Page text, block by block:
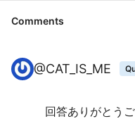
Comments
@CAT_IS_ME
回答ありがとう